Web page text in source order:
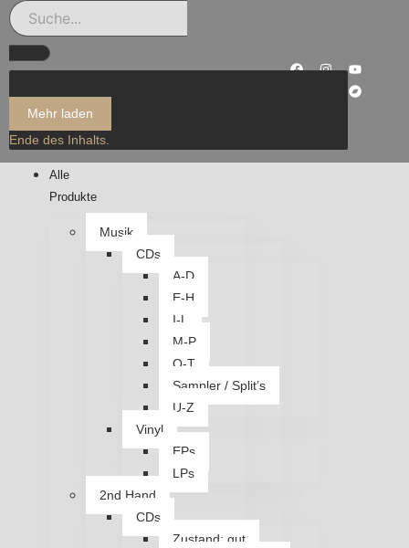
Mehr laden
Ende des Inhalts.
Alle
Produkte
Musik
CDs
A-D
E-H
I-L
M-P
Q-T
Sampler / Split’s
U-Z
Vinyl
EPs
LPs
2nd Hand
CDs
Zustand: gut